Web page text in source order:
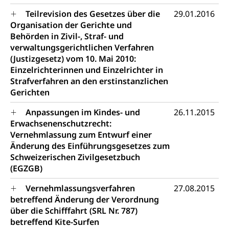
Teilrevision des Gesetzes über die
Organisation der Gerichte und
Behörden in Zivil-, Straf- und
verwaltungsgerichtlichen Verfahren
(Justizgesetz) vom 10. Mai 2010:
Einzelrichterinnen und Einzelrichter in
Strafverfahren an den erstinstanzlichen
Gerichten
29.01.2016
Anpassungen im Kindes- und
Erwachsenenschutzrecht:
Vernehmlassung zum Entwurf einer
Änderung des Einführungsgesetzes zum
Schweizerischen Zivilgesetzbuch
(EGZGB)
26.11.2015
Vernehmlassungsverfahren
betreffend Änderung der Verordnung
über die Schifffahrt (SRL Nr. 787)
betreffend Kite-Surfen
27.08.2015